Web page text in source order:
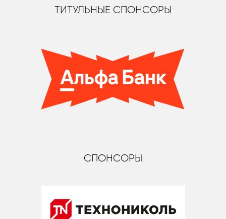
ТИТУЛЬНЫЕ СПОНСОРЫ
СПОНСОРЫ